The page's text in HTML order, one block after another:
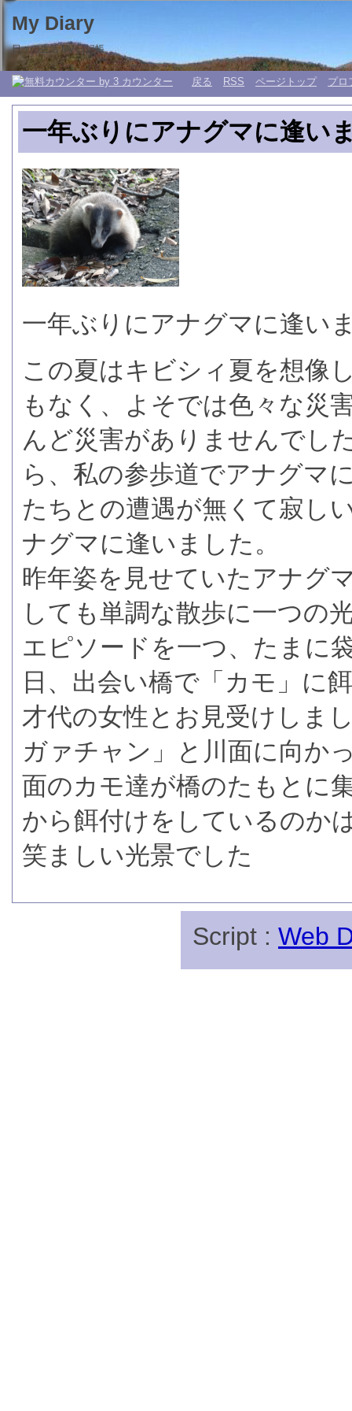
My Diary
日々の生活 My 日記帳。
戻る RSS ページトップ プロ
一年ぶりにアナグマに逢い
一年ぶりにアナグマに逢い
この夏はキビシィ夏を想像
もなく、よそでは色々な災
んど災害がありませんでし
ら、私の参歩道でアナグマ
たちとの遭遇が無くて寂し
ナグマに逢いました。
昨年姿を見せていたアナグ
しても単調な散歩に一つの
エピソードを一つ、たまに
日、出会い橋で「カモ」に
才代の女性とお見受けしま
ガァチャン」と川面に向か
面のカモ達が橋のたもとに
から餌付けをしているのか
笑ましい光景でした
Script : Web